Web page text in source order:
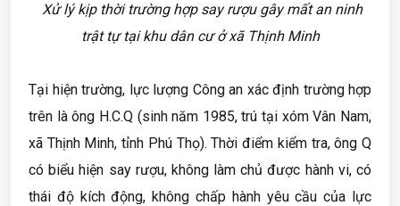
Xử lý kịp thời trường hợp say rượu gây mất an ninh
trật tự tại khu dân cư ở xã Thịnh Minh
Tại hiện trường, lực lượng Công an xác định trường hợp
trên là ông H.C.Q (sinh năm 1985, trú tại xóm Vân Nam,
xã Thịnh Minh, tỉnh Phú Thọ). Thời điểm kiểm tra, ông Q
có biểu hiện say rượu, không làm chủ được hành vi, có
thái độ kích động, không chấp hành yêu cầu của lực